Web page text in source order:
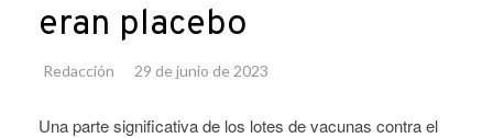
eran placebo
Redacción 29 de junio de 2023
Una parte significativa de los lotes de vacunas contra el